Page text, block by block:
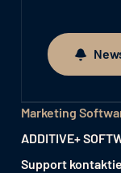
Newsletter
Marketing
ADDITIVE+
Support